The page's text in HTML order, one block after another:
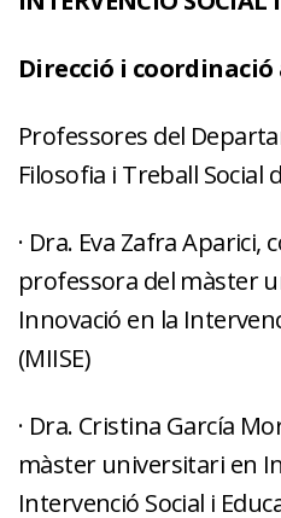
Direcció i coordinació
Professores del
Filosofia i Treball Social
· Dra. Eva Zafra Aparici,
professora del màster
Innovació en la
(MIISE)
· Dra. Cristina García
màster universitari en
Intervenció Social i